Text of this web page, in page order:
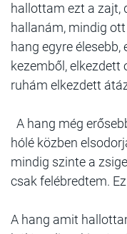
hallottam ezt a zajt,
hallanám, mindig
hang egyre
kezemből, elkezdett
ruhám elkezdett
A hang még
hólé közben
mindig szinte a
csak felébredtem.
A hang amit